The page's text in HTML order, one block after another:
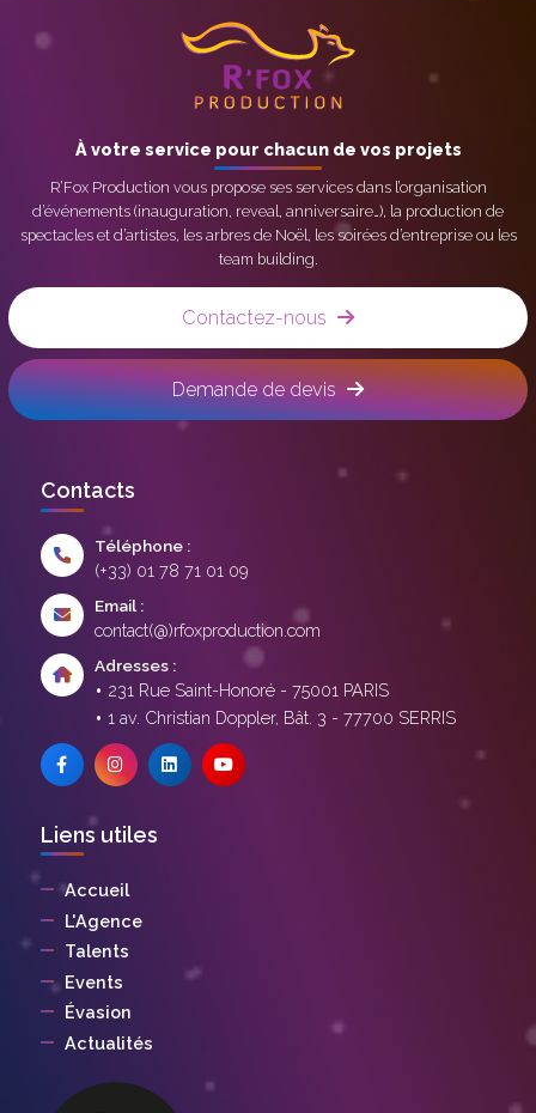
À votre service pour chacun de vos projets
R’Fox Production vous propose ses services dans l’organisation
d’événements (inauguration, reveal, anniversaire…), la production de
spectacles et d’artistes, les arbres de Noël, les soirées d’entreprise ou les
team building.
Contactez-nous
Demande de devis
Contacts
Téléphone :
(+33) 01 78 71 01 09
Email :
contact(@)rfoxproduction.com
Adresses :
231 Rue Saint-Honoré - 75001 PARIS
1 av. Christian Doppler, Bât. 3 - 77700 SERRIS
Liens utiles
Accueil
L'Agence
Talents
Events
Évasion
Actualités